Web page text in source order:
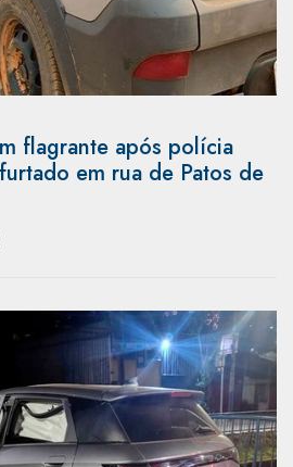
flagrante após polícia
em rua de Patos de